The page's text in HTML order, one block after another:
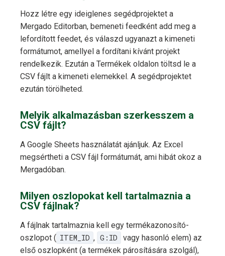
Hozz létre egy ideiglenes segédprojektet a
Mergado Editorban, bemeneti feedként add meg a
lefordított feedet, és válaszd ugyanazt a kimeneti
formátumot, amellyel a fordítani kívánt projekt
rendelkezik. Ezután a Termékek oldalon töltsd le a
CSV fájlt a kimeneti elemekkel. A segédprojektet
ezután törölheted.
Melyik alkalmazásban szerkesszem a
CSV fájlt?
A Google Sheets használatát ajánljuk. Az Excel
megsértheti a CSV fájl formátumát, ami hibát okoz a
Mergadóban.
Milyen oszlopokat kell tartalmaznia a
CSV fájlnak?
A fájlnak tartalmaznia kell egy termékazonosító-
oszlopot ( ITEM_ID , G:ID
vagy hasonló elem) az
első oszlopként (a termékek párosítására szolgál),